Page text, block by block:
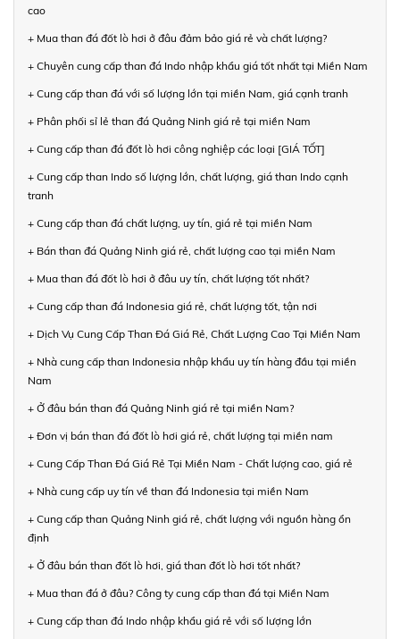
cao
+ Mua than đá đốt lò hơi ở đâu đảm bảo giá rẻ và chất lượng?
+ Chuyên cung cấp than đá Indo nhập khẩu giá tốt nhất tại Miền Nam
+ Cung cấp than đá với số lượng lớn tại miền Nam, giá cạnh tranh
+ Phân phối sỉ lẻ than đá Quảng Ninh giá rẻ tại miền Nam
+ Cung cấp than đá đốt lò hơi công nghiệp các loại [GIÁ TỐT]
+ Cung cấp than Indo số lượng lớn, chất lượng, giá than Indo cạnh
tranh
+ Cung cấp than đá chất lượng, uy tín, giá rẻ tại miền Nam
+ Bán than đá Quảng Ninh giá rẻ, chất lượng cao tại miền Nam
+ Mua than đá đốt lò hơi ở đâu uy tín, chất lượng tốt nhất?
+ Cung cấp than đá Indonesia giá rẻ, chất lượng tốt, tận nơi
+ Dịch Vụ Cung Cấp Than Đá Giá Rẻ, Chất Lượng Cao Tại Miền Nam
+ Nhà cung cấp than Indonesia nhập khẩu uy tín hàng đầu tại miền
Nam
+ Ở đâu bán than đá Quảng Ninh giá rẻ tại miền Nam?
+ Đơn vị bán than đá đốt lò hơi giá rẻ, chất lượng tại miền nam
+ Cung Cấp Than Đá Giá Rẻ Tại Miền Nam - Chất lượng cao, giá rẻ
+ Nhà cung cấp uy tín về than đá Indonesia tại miền Nam
+ Cung cấp than Quảng Ninh giá rẻ, chất lượng với nguồn hàng ổn
định
+ Ở đâu bán than đốt lò hơi, giá than đốt lò hơi tốt nhất?
+ Mua than đá ở đâu? Công ty cung cấp than đá tại Miền Nam
+ Cung cấp than đá Indo nhập khẩu giá rẻ với số lượng lớn